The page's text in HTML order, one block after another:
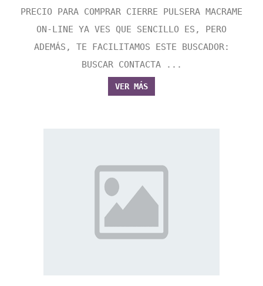
PRECIO PARA COMPRAR CIERRE PULSERA MACRAME
ON-LINE YA VES QUE SENCILLO ES, PERO
ADEMÁS, TE FACILITAMOS ESTE BUSCADOR:
BUSCAR CONTACTA ...
VER MÁS